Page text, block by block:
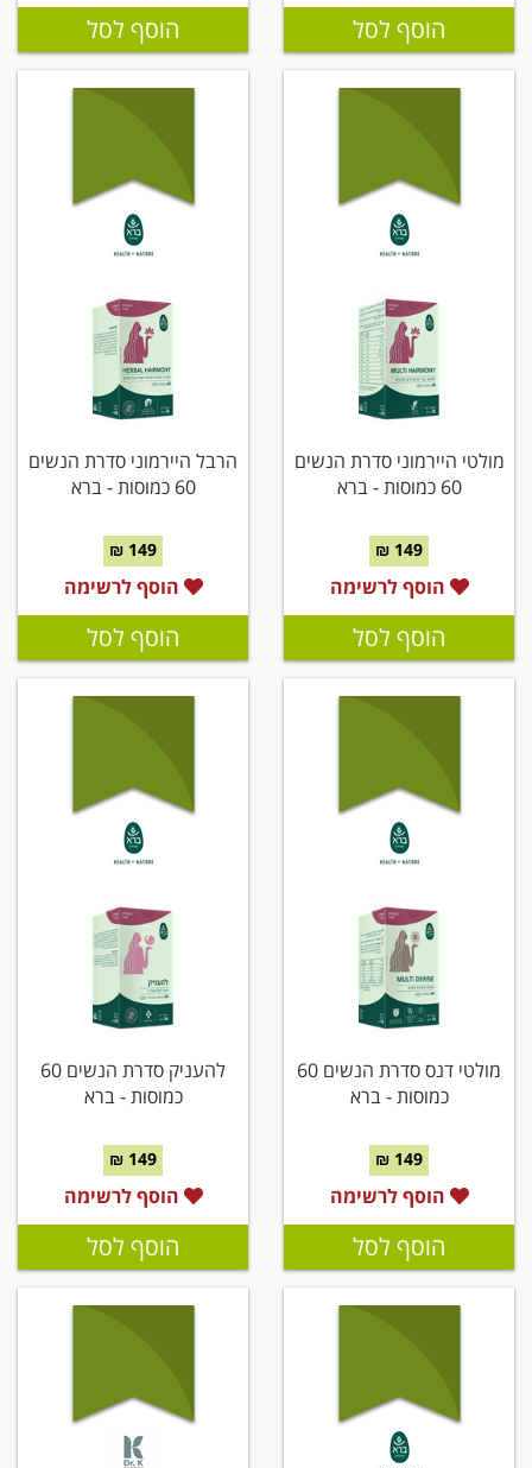
הוסף לסל הוסף לסל
מולטי היירמוני סדרת הנשים
60 כמוסות - ברא
149 ₪
הוסף לרשימה
הוסף לסל
הרבל היירמוני סדרת הנשים
60 כמוסות - ברא
149 ₪
הוסף לרשימה
הוסף לסל
מולטי דנס סדרת הנשים 60
כמוסות - ברא
149 ₪
הוסף לרשימה
הוסף לסל
להעניק סדרת הנשים 60
כמוסות - ברא
149 ₪
הוסף לרשימה
הוסף לסל